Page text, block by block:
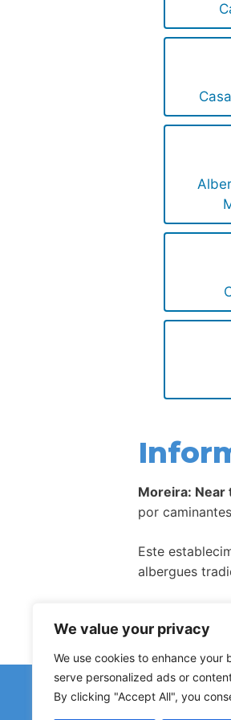
We value your privacy
We use cookies to enhance your
serve personalized ads or
By clicking "Accept All", you
Moreira:
por
Este
albergues
Como ocurre